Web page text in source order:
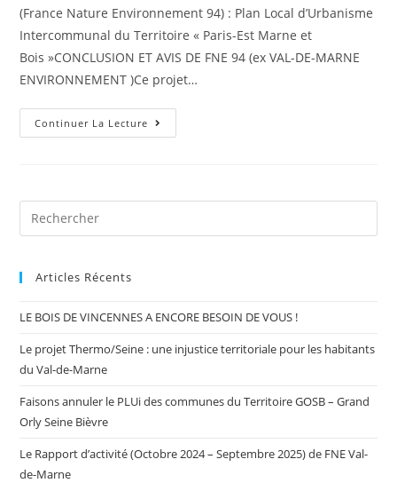
(France Nature Environnement 94) : Plan Local d’Urbanisme
Intercommunal du Territoire « Paris-Est Marne et
Bois »CONCLUSION ET AVIS DE FNE 94 (ex VAL-DE-MARNE
ENVIRONNEMENT )Ce projet…
Continuer La Lecture
Articles Récents
LE BOIS DE VINCENNES A ENCORE BESOIN DE VOUS !
Le projet Thermo/Seine : une injustice territoriale pour les habitants
du Val-de-Marne
Faisons annuler le PLUi des communes du Territoire GOSB – Grand
Orly Seine Bièvre
Le Rapport d’activité (Octobre 2024 – Septembre 2025) de FNE Val-
de-Marne